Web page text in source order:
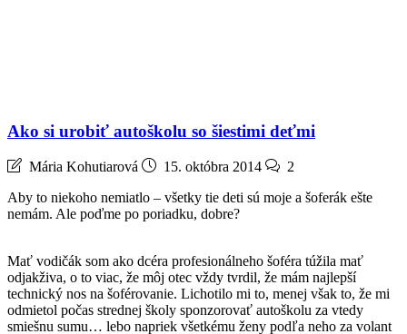
Ako si urobiť autoškolu so šiestimi deťmi
Mária Kohutiarová 15. októbra 2014
2
Aby to niekoho nemiatlo – všetky tie deti sú moje a šoferák ešte
nemám. Ale poďme po poriadku, dobre?
Mať vodičák som ako dcéra profesionálneho šoféra túžila mať
odjakživa, o to viac, že môj otec vždy tvrdil, že mám najlepší
technický nos na šoférovanie. Lichotilo mi to, menej však to, že mi
odmietol počas strednej školy sponzorovať autoškolu za vtedy
smiešnu sumu… lebo napriek všetkému ženy podľa neho za volant